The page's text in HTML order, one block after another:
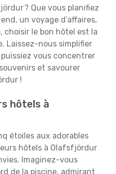
? Que vous planifiez
un voyage d’affaires,
choisir le bon hôtel est la
Laissez-nous simplifier
vous concentrer
et savourer
!
hôtels à
étoiles aux adorables
hôtels à Olafsfjördur
Imaginez-vous
de la piscine, admirant